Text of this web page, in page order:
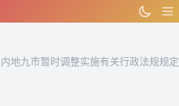
地九市暂时调整实施有关行政法规规定